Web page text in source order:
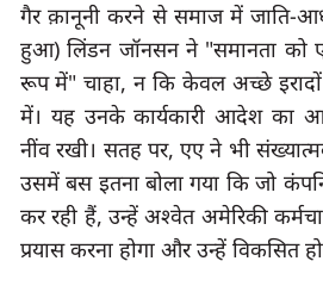
गैर क़ानूनी करने से समाज में जाति-
हुआ) लिंडन जॉनसन ने "समानता को
रूप में" चाहा, न कि केवल अच्छे
में। यह उनके कार्यकारी आदेश का
नींव रखी। सतह पर, एए ने भी
उसमें बस इतना बोला गया कि जो
कर रही हैं, उन्हें अश्वेत अमेरिकी
प्रयास करना होगा और उन्हें विकसित